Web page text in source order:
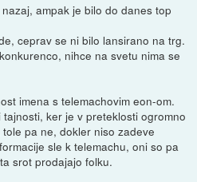
ampak je bilo do danes top
ceprav se ni bilo lansirano na trg.
nihce na svetu nima se
imena s telemachovim eon-om.
ker je v preteklosti ogromno
pa ne, dokler niso zadeve
sle k telemachu, oni so pa
srot prodajajo folku.